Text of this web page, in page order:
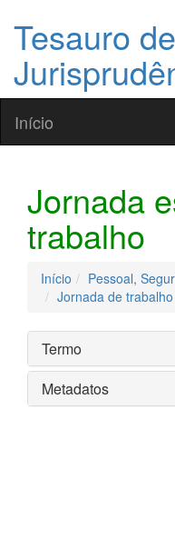
Tesauro de
Início
Jornada
trabalho
Início
Pessoal,
Jornada de trabalho
Termo
Metadatos